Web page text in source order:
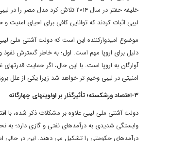
خلیفه حفتر در سال ۲۰۱۴ تلاش
لیبی اثبات کردند که توانایی کافی برای احیای امنیت
موضوع امیدوارکننده این است که دولت آشتی ملی
دلیل برای اروپا مهم است. اول؛ به خاطر گسترش
امنیتی در لیبی وخیم‏ تر خواهد شد زیرا یکی از علل بروز
۳-اقتصاد ورشکسته؛ تأثیرگذار بر اولویت‏های چهارگانه
دولت آشتی ملی لیبی علاوه بر مشکلات ذکر شده، با